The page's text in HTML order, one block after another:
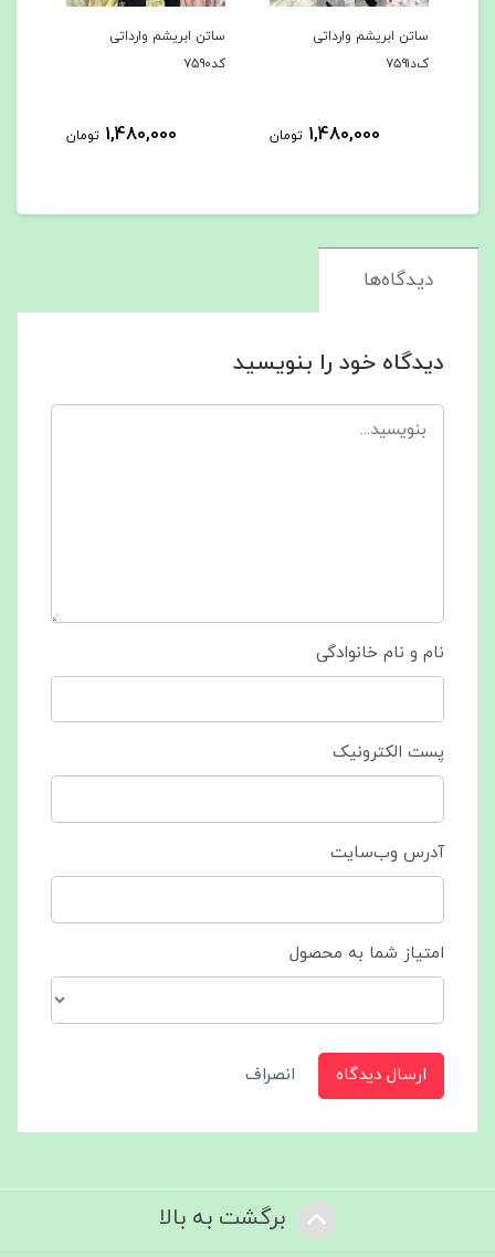
ابریشم وارداتی
تومان
ساتن ابریشم وارداتی
تومان
ساتن ابریشم
دیدگاه‌ها
دیدگاه خود را بنویسید
نام و نام خانوادگی
پست الکترونیک
آدرس وب‌سایت
امتیاز شما به محصول
ارسال دیدگاه انصراف
برگشت به بالا